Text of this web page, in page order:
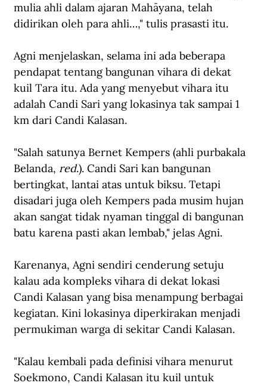
mulia ahli dalam ajaran Mahāyana, telah
didirikan oleh para ahli…," tulis prasasti itu.
Agni menjelaskan, selama ini ada beberapa
pendapat tentang bangunan vihara di dekat
kuil Tara itu. Ada yang menyebut vihara itu
adalah Candi Sari yang lokasinya tak sampai 1
km dari Candi Kalasan.
"Salah satunya Bernet Kempers (ahli purbakala
Belanda, red.). Candi Sari kan bangunan
bertingkat, lantai atas untuk biksu. Tetapi
disadari juga oleh Kempers pada musim hujan
akan sangat tidak nyaman tinggal di bangunan
batu karena pasti akan lembab," jelas Agni.
Karenanya, Agni sendiri cenderung setuju
kalau ada kompleks vihara di dekat lokasi
Candi Kalasan yang bisa menampung berbagai
kegiatan. Kini lokasinya diperkirakan menjadi
permukiman warga di sekitar Candi Kalasan.
"Kalau kembali pada definisi vihara menurut
Soekmono, Candi Kalasan itu kuil untuk